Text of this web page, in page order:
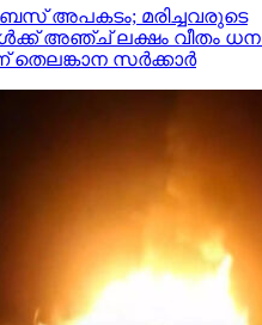
ബസ് അപകടം; മരിച്ചവരുടെ
അഞ്ച് ലക്ഷം വീതം
സര്‍ക്കാര്‍